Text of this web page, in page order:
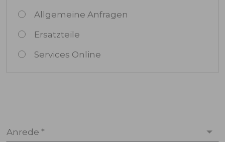
Allgemeine Anfragen
Ersatzteile
Services Online
Anrede *